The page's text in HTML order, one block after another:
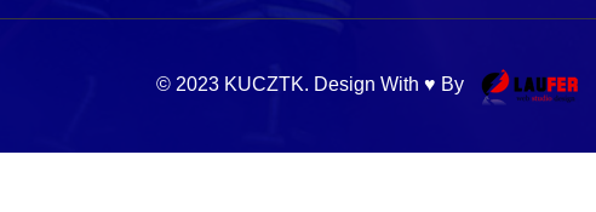
© 2023 KUCZTK. Design With ♥ By